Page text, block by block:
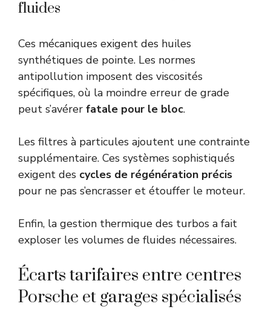
fluides
Ces mécaniques exigent des huiles
synthétiques de pointe. Les normes
antipollution imposent des viscosités
spécifiques, où la moindre erreur de grade
peut s’avérer fatale pour le bloc.
Les filtres à particules ajoutent une contrainte
supplémentaire. Ces systèmes sophistiqués
exigent des cycles de régénération précis
pour ne pas s’encrasser et étouffer le moteur.
Enfin, la gestion thermique des turbos a fait
exploser les volumes de fluides nécessaires.
Écarts tarifaires entre centres
Porsche et garages spécialisés